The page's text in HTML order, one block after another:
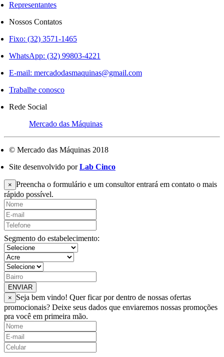
Representantes
Nossos Contatos
Fixo: (32) 3571-1465
WhatsApp: (32) 99803-4221
E-mail: mercadodasmaquinas@gmail.com
Trabalhe conosco
Rede Social
Mercado das Máquinas
© Mercado das Máquinas 2018
Site desenvolvido por Lab Cinco
× Preencha o formulário e um consultor entrará em contato o mais
rápido possível.
Segmento do estabelecimento:
ENVIAR
×
Seja bem vindo! Quer ficar por dentro de nossas ofertas
promocionais? Deixe seus dados que enviaremos nossas promoções
pra você em primeira mão.